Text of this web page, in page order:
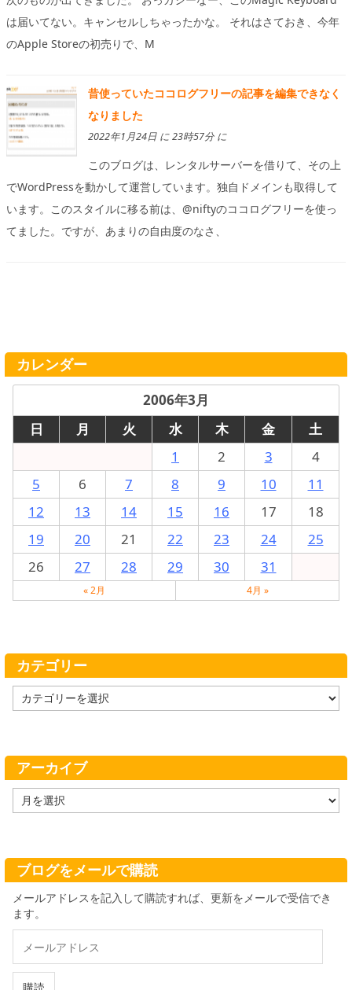
は届いてない。キャンセルしちゃったかな。 それはさておき、今年
のApple Storeの初売りで、M
昔使っていたココログフリーの記事を編集できなく
なりました
2022年1月24日 に 23時57分 に
このブログは、レンタルサーバーを借りて、その上
でWordPressを動かして運営しています。独自ドメインも取得して
います。このスタイルに移る前は、@niftyのココログフリーを使っ
てました。ですが、あまりの自由度のなさ、
カレンダー
2006年3月
日
月 火 水 木 金
土
1
2 3
4
5
6 7 8 9 10
11
12
13 14 15 16 17
18
19
20 21 22 23 24
25
26
27 28 29 30 31
« 2月 4月 »
カテゴリー
テ
ー
アーカイブ
ー
ブ
ブログをメールで購読
メールアドレスを記入して購読すれば、更新をメールで受信でき
ます。
ル